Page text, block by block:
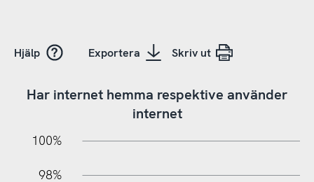
Hjälp Exportera Skriv ut
Har internet hemma respektive använder
internet
100%
98%